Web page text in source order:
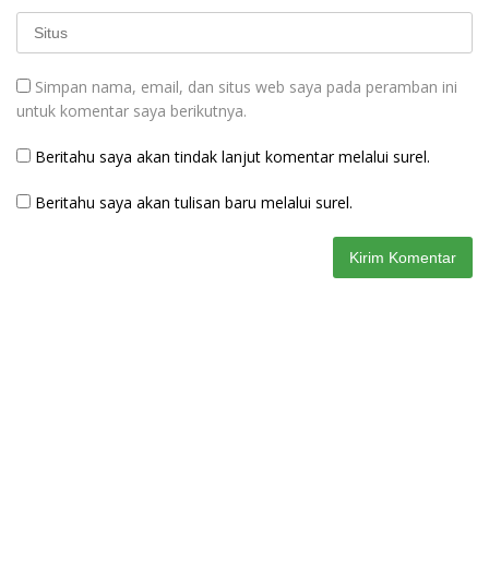
Simpan nama, email, dan situs web saya pada peramban ini
untuk komentar saya berikutnya.
Beritahu saya akan tindak lanjut komentar melalui surel.
Beritahu saya akan tulisan baru melalui surel.